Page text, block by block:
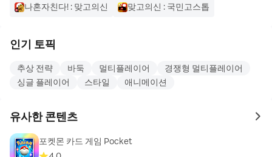
나혼자친다! : 맞고의신 맞고의신 : 국민고스톱
인기 토픽
추상 전략 바둑 멀티플레이어
경쟁형 멀티플레이어
싱글 플레이어
스타일 애니메이션
유사한 콘텐츠 to
포켓몬 카드 게임 Pocket